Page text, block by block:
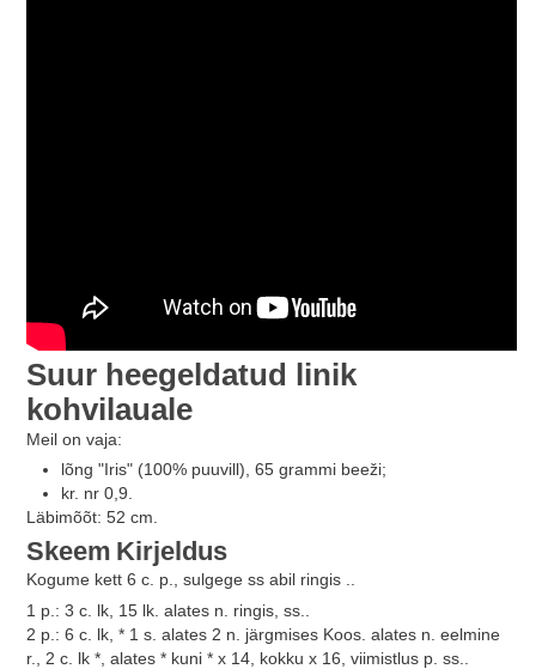
Suur heegeldatud linik
kohvilauale
Meil on vaja:
lõng "Iris" (100% puuvill), 65 grammi beeži;
kr. nr 0,9.
Läbimõõt: 52 cm.
Skeem Kirjeldus
Kogume kett 6 c. p., sulgege ss abil ringis ..
1 p.: 3 c. lk, 15 lk. alates n. ringis, ss..
2 p.: 6 c. lk, * 1 s. alates 2 n. järgmises Koos. alates n. eelmine
r., 2 c. lk *, alates * kuni * x 14, kokku x 16, viimistlus p. ss..